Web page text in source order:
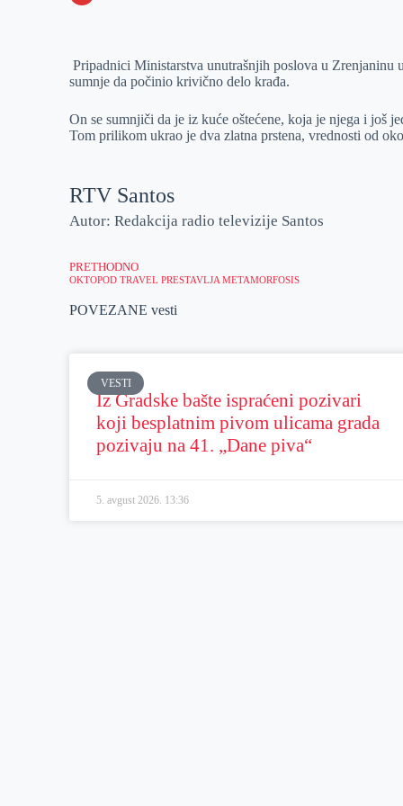
e
Is
p
p
a
l
Pripadnici Ministarstva unutrašnjih poslova u Zrenjaninu
sumnje da počinio krivično delo krađa.
On se sumnjiči da je iz kuće oštećene, koja je njega i još
Tom prilikom ukrao je dva zlatna prstena, vrednosti od
RTV Santos
Autor: Redakcija radio televizije Santos
PRETHODNO
OKTOPOD TRAVEL PRESTAVLJA METAMORFOSIS
POVEZANE vesti
VESTI
Iz Gradske bašte ispraćeni pozivari
koji besplatnim pivom ulicama grada
pozivaju na 41. „Dane piva“
5. avgust 2026. 13:36